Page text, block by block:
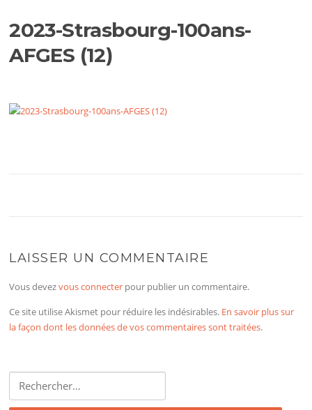
2023-Strasbourg-100ans-
AFGES (12)
LAISSER UN COMMENTAIRE
Vous devezvous connecter pour publier un commentaire.
Ce site utilise Akismet pour réduire les indésirables. En savoir plus sur
la façon dont les données de vos commentaires sont traitées.
Rechercher :